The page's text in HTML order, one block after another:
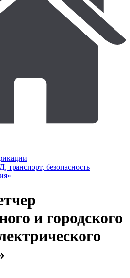
транспорт, безопасность
и городского